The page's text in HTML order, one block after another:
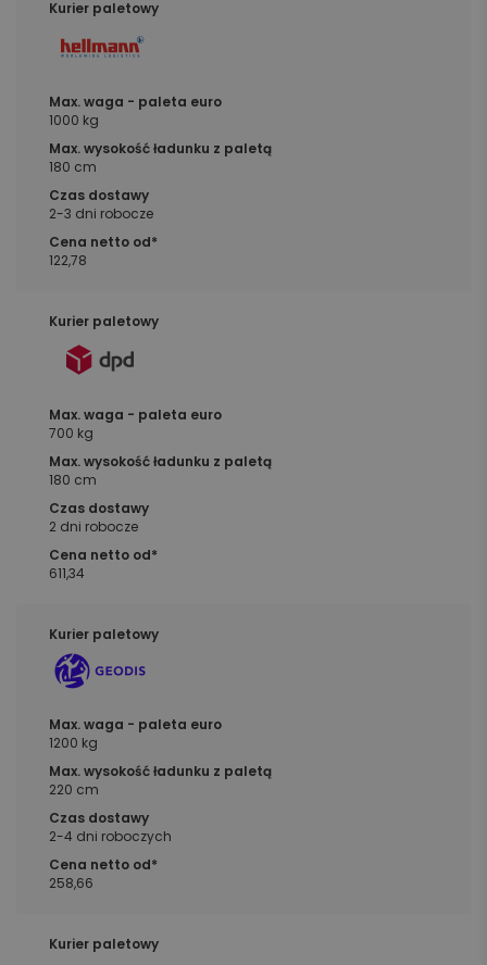
1000 kg
180 cm
2-3 dni robocze
122,78
700 kg
180 cm
2 dni robocze
611,34
1200 kg
220 cm
2-4 dni roboczych
258,66